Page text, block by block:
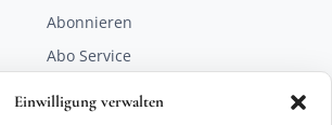
Einwilligung verwalten
Abonnieren
Abo Service